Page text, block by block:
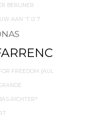
BERLINER
AAN 'T IJ 7
FREEDOM {AUL
RICHTER*